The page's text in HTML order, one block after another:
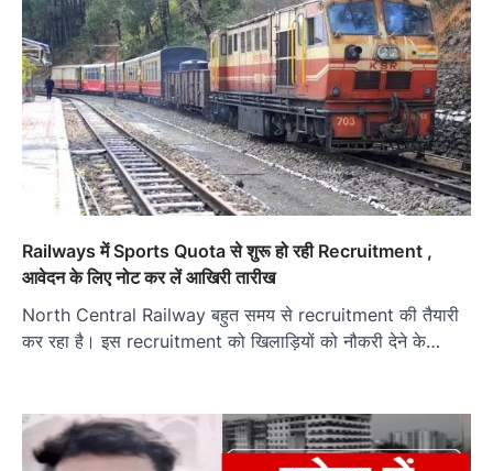
Railways में Sports Quota से शुरू हो रही Recruitment ,
आवेदन के लिए नोट कर लें आखिरी तारीख
North Central Railway बहुत समय से recruitment की तैयारी
कर रहा है। इस recruitment को खिलाड़ियों को नौकरी देने के…